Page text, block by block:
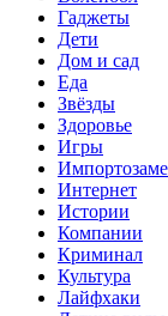
Гаджеты
Дети
Дом и сад
Еда
Звёзды
Здоровье
Игры
Интернет
Истории
Компании
Криминал
Культура
Лайфхаки